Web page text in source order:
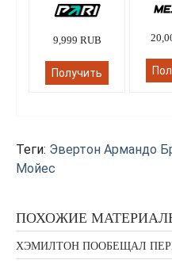
9,999 RUB
Получить
Теги: Эвертон Армандо
Мойес
ПОХОЖИЕ
ХЭМИЛТОН ПООБЕЩАЛ